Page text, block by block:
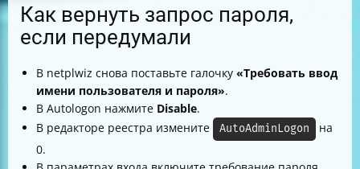
Как вернуть запрос пароля,
если передумали
В netplwiz снова поставьте галочку «Требовать ввод
имени пользователя и пароля».
В Autologon нажмите Disable.
В редакторе реестра измените
AutoAdminLogon
на
0.